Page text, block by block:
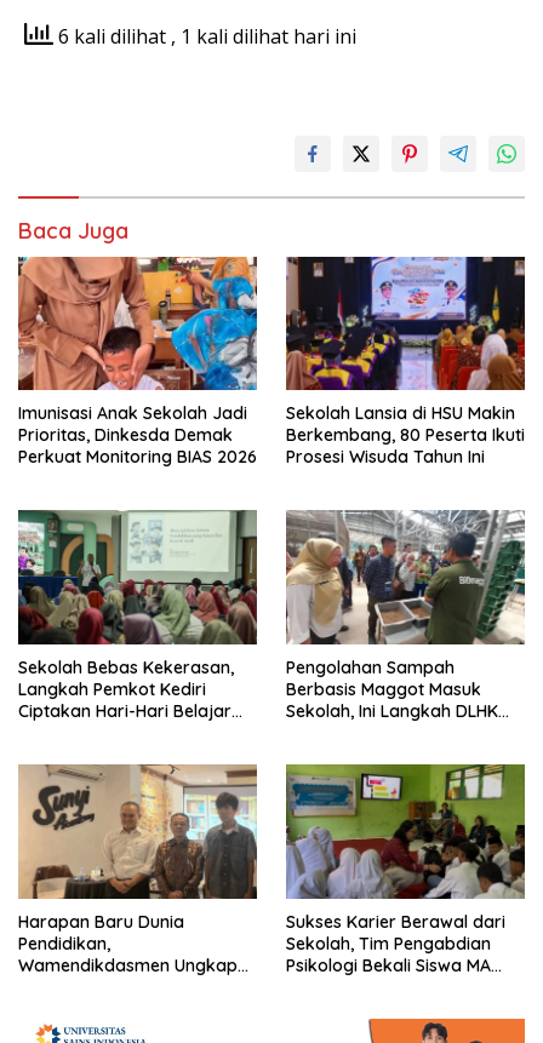
6 kali dilihat , 1 kali dilihat hari ini
Baca Juga
Imunisasi Anak Sekolah Jadi
Prioritas, Dinkesda Demak
Perkuat Monitoring BIAS 2026
Sekolah Lansia di HSU Makin
Berkembang, 80 Peserta Ikuti
Prosesi Wisuda Tahun Ini
Sekolah Bebas Kekerasan,
Langkah Pemkot Kediri
Ciptakan Hari-Hari Belajar
Pengolahan Sampah
Berbasis Maggot Masuk
Sekolah, Ini Langkah DLHK
Harapan Baru Dunia
Pendidikan,
Wamendikdasmen Ungkap
Sukses Karier Berawal dari
Sekolah, Tim Pengabdian
Psikologi Bekali Siswa MA